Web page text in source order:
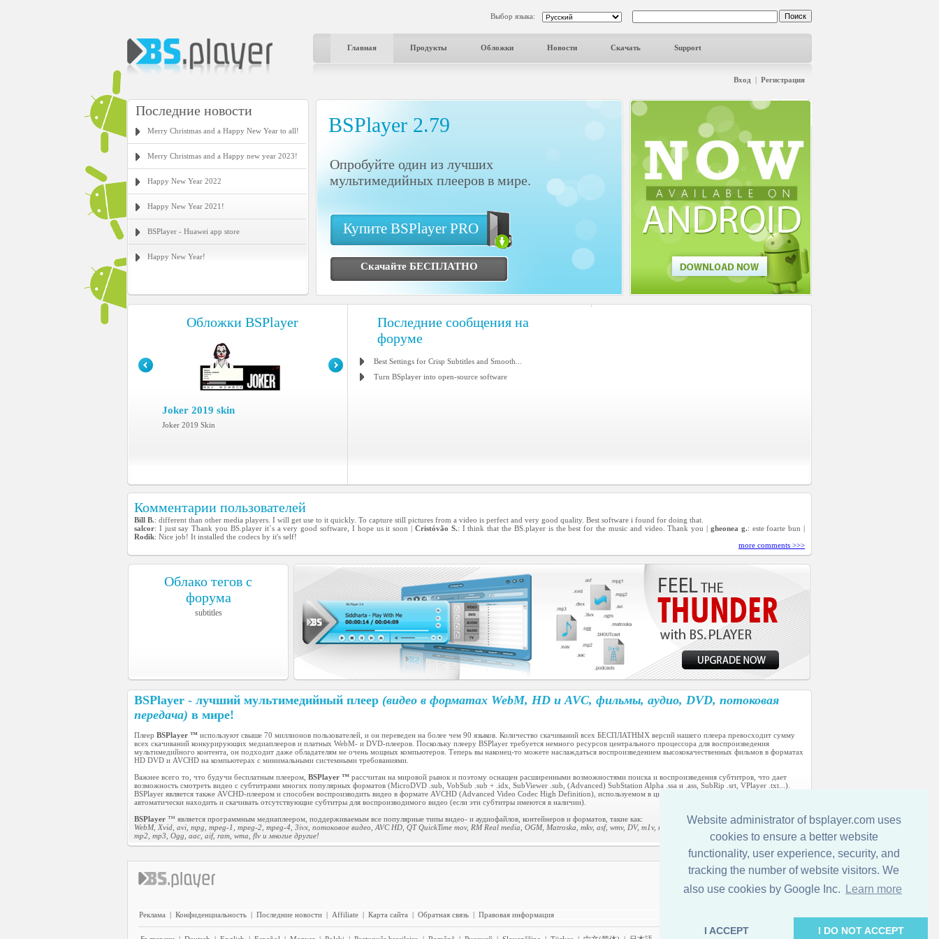
Website administrator of bsplayer.com uses
cookies to ensure a better website
functionality, user experience, security, and
tracking the number of website visitors. We
also use cookies by Google Inc.
Learn more
I ACCEPT I DO NOT ACCEPT
Выбор языка:
Главная Продукты Обложки Новости Скачать Support
Вход | Регистрация
Последние новости
Merry Christmas and a Happy New Year to all!
Merry Christmas and a Happy new year 2023!
Happy New Year 2022
Happy New Year 2021!
BSPlayer - Huawei app store
Happy New Year!
BSPlayer 2.79
Опробуйте один из лучших
мультимедийных плееров в мире.
Купите BSPlayer PRO
Скачайте БЕСПЛАТНО
Обложки BSPlayer
Joker 2019 skin
Joker 2019 Skin
Последние сообщения на
форуме
Best Settings for Crisp Subtitles and Smooth...
Turn BSplayer into open-source software
Комментарии пользователей
Bill B.: different than other media players. I will get use to it quickly. To capture still pictures from a video is perfect and very good quality. Best software i found for doing that.
salcor: I just say Thank you BS.player it`s a very good software, I hope us it soon | Cristóvão S.: I think that the BS.player is the best for the music and video. Thank you | gheonea g.: este foarte bun |
Rodik: Nice job! It installed the codecs by it's self!
more comments >>>
Облако тегов с
форума
subtitles
BSPlayer - лучший мультимедийный плеер (видео в форматах WebM, HD и AVC, фильмы, аудио, DVD, потоковая
передача) в мире!
Плеер BSPlayer ™ используют свыше 70 миллионов пользователей, и он переведен на более чем 90 языков. Количество скачиваний всех БЕСПЛАТНЫХ версий нашего плеера превосходит сумму
всех скачиваний конкурирующих медиаплееров и платных WebM- и DVD-плееров. Поскольку плееру BSPlayer требуется немного ресурсов центрального процессора для воспроизведения
мультимедийного контента, он подходит даже обладателям не очень мощных компьютеров. Теперь вы наконец-то можете наслаждаться воспроизведением высококачественных фильмов в форматах
HD DVD и AVCHD на компьютерах с минимальными системными требованиями.
Важнее всего то, что будучи бесплатным плеером, BSPlayer ™ рассчитан на мировой рынок и поэтому оснащен расширенными возможностями поиска и воспроизведения субтитров, что дает
возможность смотреть видео с субтитрами многих популярных форматов (MicroDVD .sub, VobSub .sub + .idx, SubViewer .sub, (Advanced) SubStation Alpha .ssa и .ass, SubRip .srt, VPlayer .txt...).
BSPlayer является также AVCHD-плеером и способен воспроизводить видео в формате AVCHD (Advanced Video Codec High Definition), используемом в цифровых видеокамерах. BSPlayer может
автоматически находить и скачивать отсутствующие субтитры для воспроизводимого видео (если эти субтитры имеются в наличии).
BSPlayer ™ является программным медиаплеером, поддерживаемым все популярные типы видео- и аудиофайлов, контейнеров и форматов, такие как:
WebM, Xvid, avi, mpg, mpeg-1, mpeg-2, mpeg-4, 3ivx, потоковое видео, AVC HD, QT QuickTime mov, RM Real media, OGM, Matroska, mkv, asf, wmv, DV, m1v, m2v, mp4, mpv, swf, vob и wav, mpa, mp1,
mp2, mp3, Ogg, aac, aif, ram, wma, flv и многие другие!
Реклама | Конфиденциальность | Последние новости | Affiliate | Карта сайта | Обратная связь | Правовая информация